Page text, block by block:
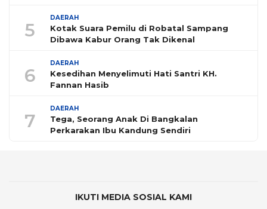
5
DAERAH
Kotak Suara Pemilu di Robatal Sampang
Dibawa Kabur Orang Tak Dikenal
6
DAERAH
Kesedihan Menyelimuti Hati Santri KH.
Fannan Hasib
7
DAERAH
Tega, Seorang Anak Di Bangkalan
Perkarakan Ibu Kandung Sendiri
IKUTI MEDIA SOSIAL KAMI